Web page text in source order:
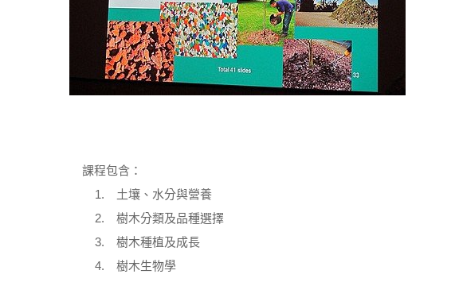
課程包含：
1. 土壤、水分與營養
2. 樹木分類及品種選擇
3. 樹木種植及成長
4. 樹木生物學